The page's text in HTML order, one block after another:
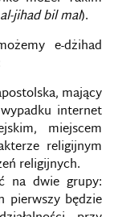
al-jihad bil mal).
e-dżihad
mający
internet
miejscem
religijnym
religijnych.
na dwie grupy:
pierwszy będzie